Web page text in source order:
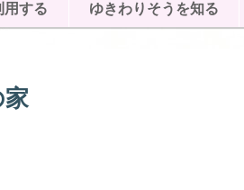
用する ゆきわりそうを知る